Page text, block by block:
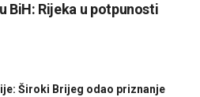
BiH: Rijeka u potpunosti
Široki Brijeg odao priznanje